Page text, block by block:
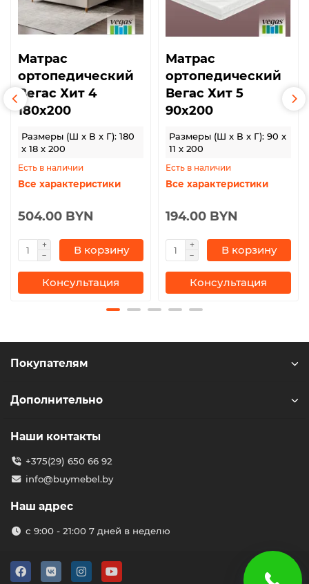
Матрас
ортопедический
Вегас Хит 4
180х200
Размеры (Ш x В x Г): 180
x 18 x 200
Есть в наличии
Все характеристики
504.00 BYN
В корзину
Консультация
Матрас
ортопедический
Вегас Хит 5
90х200
Размеры (Ш x В x Г): 90 x
11 x 200
Есть в наличии
Все характеристики
194.00 BYN
В корзину
Консультация
Покупателям
Дополнительно
Наши контакты
+375(29) 650 66 92
info@buymebel.by
Наш адрес
с 9:00 - 21:00 7 дней в неделю